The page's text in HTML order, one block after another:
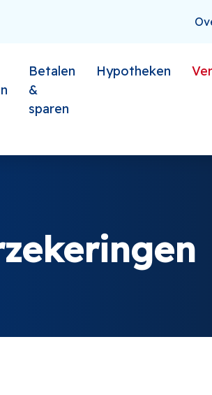
Betalen
&
sparen
Hypotheken